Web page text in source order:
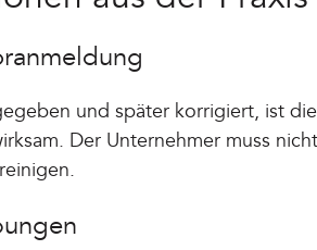
und später korrigiert, ist
Der Unternehmer muss